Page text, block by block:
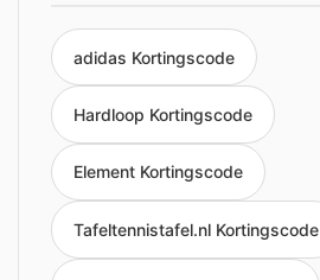
adidas Kortingscode
Hardloop Kortingscode
Element Kortingscode
Tafeltennistafel.nl Kortingscode